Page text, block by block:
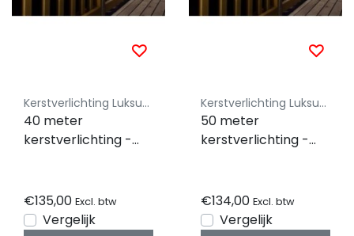
Kerstverlichting Luksus - Koppelbaar
40 meter
kerstverlichting -
PRO LUKSUS
€135,00 Excl. btw
Vergelijk
Kerstverlichting Luksus - Koppelbaar
50 meter
kerstverlichting -
PRO LUKSUS
€134,00 Excl. btw
Vergelijk